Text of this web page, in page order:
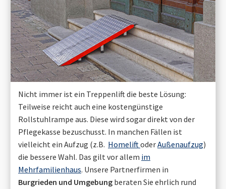
Nicht immer ist ein Treppenlift die beste Lösung:
Teilweise reicht auch eine kostengünstige
Rollstuhlrampe aus. Diese wird sogar direkt von der
Pflegekasse bezuschusst. In manchen Fällen ist
vielleicht ein Aufzug (z.B. HomeliftoderAußenaufzug)
die bessere Wahl. Das gilt vor allem im
Mehrfamilienhaus. Unsere Partnerfirmen in
Burgrieden und Umgebung beraten Sie ehrlich rund